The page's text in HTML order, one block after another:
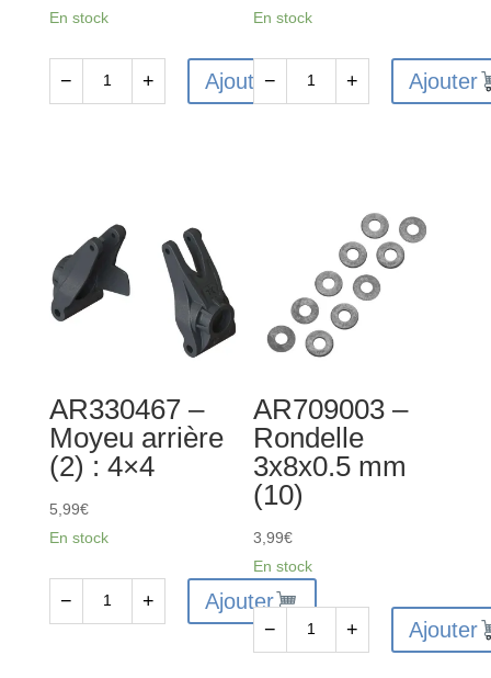
En stock
billes
5x10x4
mm
− + Ajouter
En stock
mm
(2)
4x4
− + Ajouter
AR330467 –
Moyeu arrière
(2) : 4×4
5,99€
En stock
− + Ajouter
AR709003 –
Rondelle
3x8x0.5 mm
(10)
3,99€
En stock
− + Ajouter